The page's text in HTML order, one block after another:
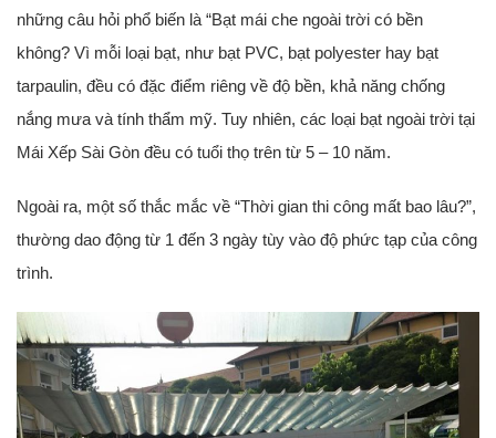
những câu hỏi phổ biến là “Bạt mái che ngoài trời có bền
không? Vì mỗi loại bạt, như bạt PVC, bạt polyester hay bạt
tarpaulin, đều có đặc điểm riêng về độ bền, khả năng chống
nắng mưa và tính thẩm mỹ. Tuy nhiên, các loại bạt ngoài trời tại
Mái Xếp Sài Gòn đều có tuổi thọ trên từ 5 – 10 năm.
Ngoài ra, một số thắc mắc về “Thời gian thi công mất bao lâu?”,
thường dao động từ 1 đến 3 ngày tùy vào độ phức tạp của công
trình.